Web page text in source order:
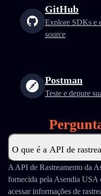
GitHub
Explore SDKs e
source
Postman
Teste e depure
O que é a API de
A API de Rastreamento da
fornecida pela Asendia USA
acessar informações de